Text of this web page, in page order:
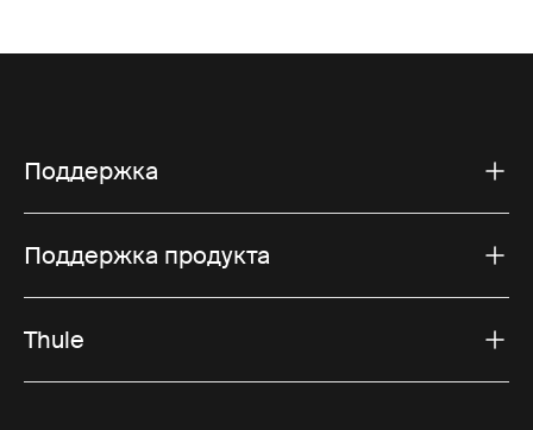
Поддержка
Поддержка продукта
Thule